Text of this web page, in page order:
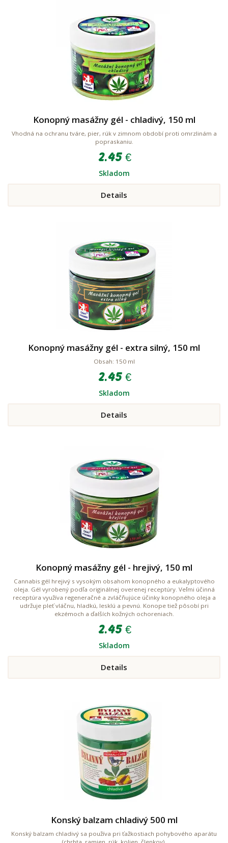
Konopný masážny gél - chladivý, 150 ml
Vhodná na ochranu tváre, pier, rúk v zimnom období proti omrzlinám a
popraskaniu.
2.45 €
Skladom
Details
Konopný masážny gél - extra silný, 150 ml
Obsah: 150 ml
2.45 €
Skladom
Details
Konopný masážny gél - hrejivý, 150 ml
Cannabis gél hrejivý s vysokým obsahom konopného a eukalyptového
oleja. Gél vyrobený podľa originálnej overenej receptúry. Veľmi účinná
receptúra ​​využíva regeneračné a zvláčňujúce účinky konopného oleja a
udržuje pleť vláčnu, hladkú, lesklú a pevnú. Konope tiež pôsobí pri
ekzémoch a ďalších kožných ochoreniach.
2.45 €
Skladom
Details
Konský balzam chladivý 500 ml
Konský balzam chladivý sa používa pri ťažkostiach pohybového aparátu